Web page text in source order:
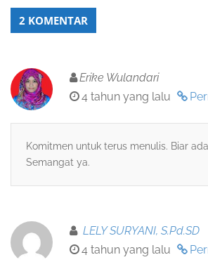
2 KOMENTAR
Erike Wulandari
4 tahun yang lalu
Komitmen untuk terus menulis. Biar
Semangat ya.
LELY SURYANI, S.Pd.SD
4 tahun yang lalu